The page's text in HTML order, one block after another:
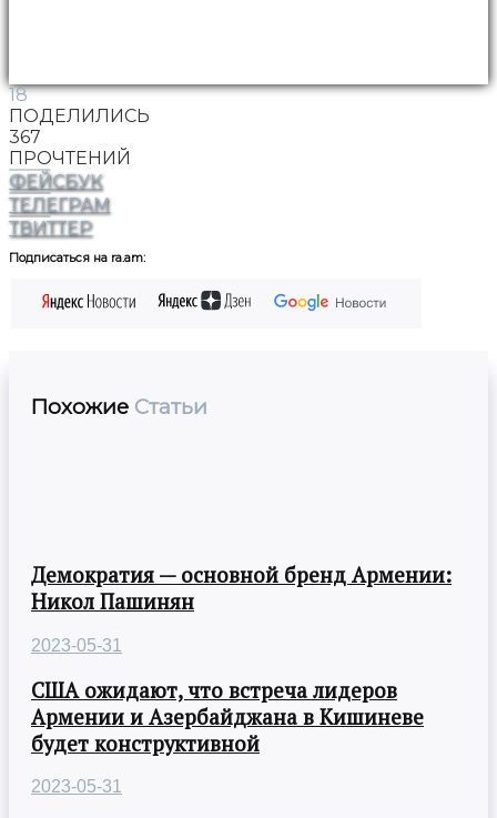
18
ПОДЕЛИЛИСЬ
367
ПРОЧТЕНИЙ
ФЕЙСБУК
ТЕЛЕГРАМ
ТВИТТЕР
Подписаться на ra.am:
Похожие Статьи
Демократия — основной бренд Армении:
Никол Пашинян
2023-05-31
США ожидают, что встреча лидеров
Армении и Азербайджана в Кишиневе
будет конструктивной
2023-05-31